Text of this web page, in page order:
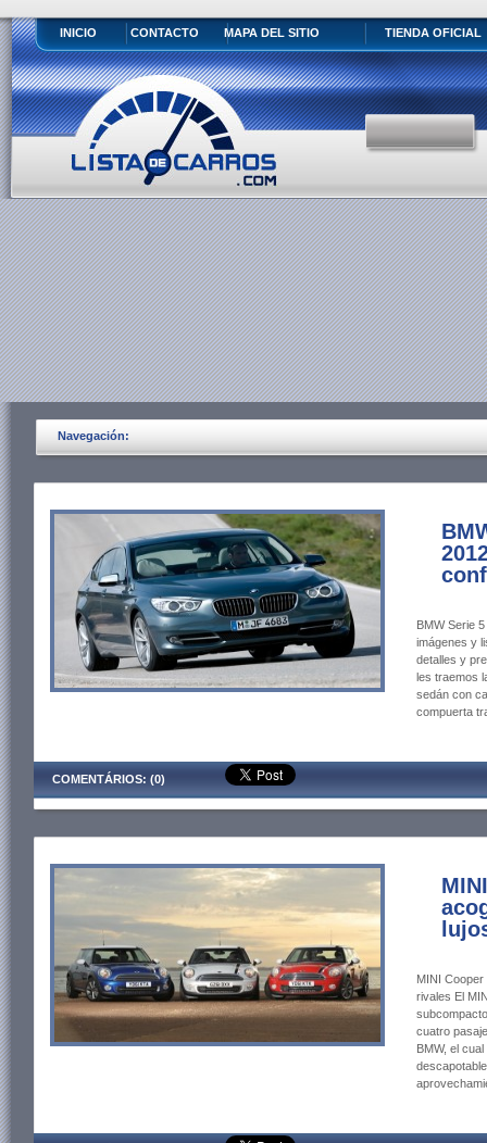
INICIO CONTACTO MAPA DEL SITIO TIENDA OFICIAL
Navegación:
BMW Serie
imágenes y
detalles y
les traemos
sedán con
compuerta
COMENTÁRIOS: (0)
MINI
rivales El
cuatro
BMW, el